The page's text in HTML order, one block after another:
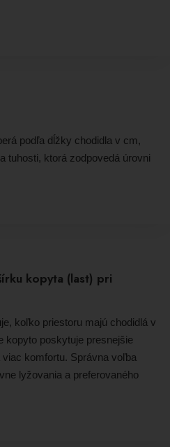
podľa dĺžky chodidla v cm,
tuhosti, ktorá zodpovedá úrovni
kopyta (last) pri
koľko priestoru majú chodidlá v
kopyto poskytuje presnejšie
komfortu. Správna voľba
lyžovania a preferovaného